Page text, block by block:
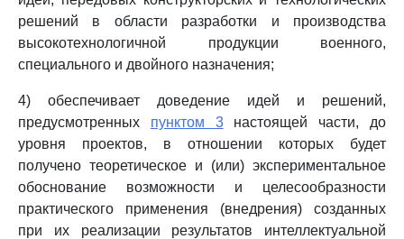
решений в области разработки и производства
высокотехнологичной продукции военного,
специального и двойного назначения;
4) обеспечивает доведение идей и решений,
предусмотренных пунктом 3настоящей части, до
уровня проектов, в отношении которых будет
получено теоретическое и (или) экспериментальное
обоснование возможности и целесообразности
практического применения (внедрения) созданных
при их реализации результатов интеллектуальной